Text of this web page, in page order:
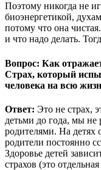
Поэтому никогда не
биоэнергетикой,
потому что она
и что надо делать.
Вопрос: Как
Страх, который
человека на всю
Ответ: Это не страх,
детьми до года, мы
родителями. На детях
родители постоянно
Здоровье детей
страхов (это